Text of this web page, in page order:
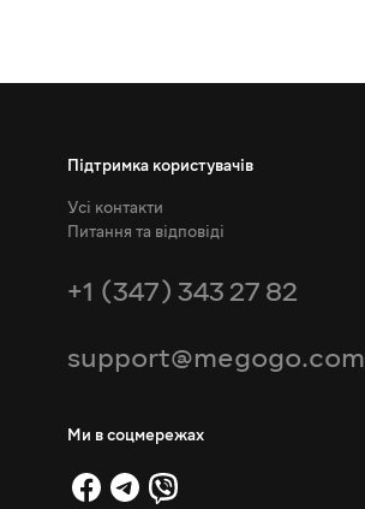
Підтримка користувачів
Усі контакти
Питання та відповіді
+1 (347) 343 27 82
support@megogo.com
Ми в соцмережах